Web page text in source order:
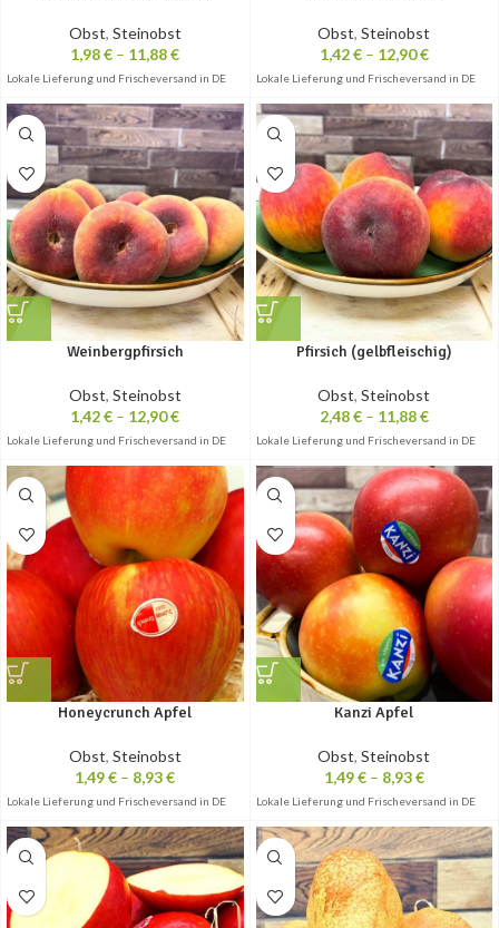
Obst, Steinobst
1,98€ – 11,88€
Lokale Lieferung und Frischeversand in DE
Obst,Steinobst
1,42€– 12,90€
Lokale Lieferung und Frischeversand in DE
Weinbergpfirsich
Obst, Steinobst
1,42€ – 12,90€
Lokale Lieferung und Frischeversand in DE
Pfirsich (gelbfleischig)
Obst,Steinobst
2,48€– 11,88€
Lokale Lieferung und Frischeversand in DE
Honeycrunch Apfel
Obst, Steinobst
1,49€ – 8,93€
Lokale Lieferung und Frischeversand in DE
Kanzi Apfel
Obst,Steinobst
1,49€– 8,93€
Lokale Lieferung und Frischeversand in DE